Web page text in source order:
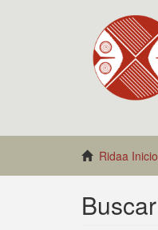
Ridaa Inicio
Buscar